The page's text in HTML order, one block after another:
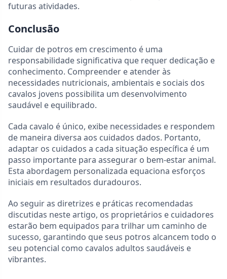
futuras atividades.
Conclusão
Cuidar de potros em crescimento é uma
responsabilidade significativa que requer dedicação e
conhecimento. Compreender e atender às
necessidades nutricionais, ambientais e sociais dos
cavalos jovens possibilita um desenvolvimento
saudável e equilibrado.
Cada cavalo é único, exibe necessidades e respondem
de maneira diversa aos cuidados dados. Portanto,
adaptar os cuidados a cada situação específica é um
passo importante para assegurar o bem-estar animal.
Esta abordagem personalizada equaciona esforços
iniciais em resultados duradouros.
Ao seguir as diretrizes e práticas recomendadas
discutidas neste artigo, os proprietários e cuidadores
estarão bem equipados para trilhar um caminho de
sucesso, garantindo que seus potros alcancem todo o
seu potencial como cavalos adultos saudáveis e
vibrantes.